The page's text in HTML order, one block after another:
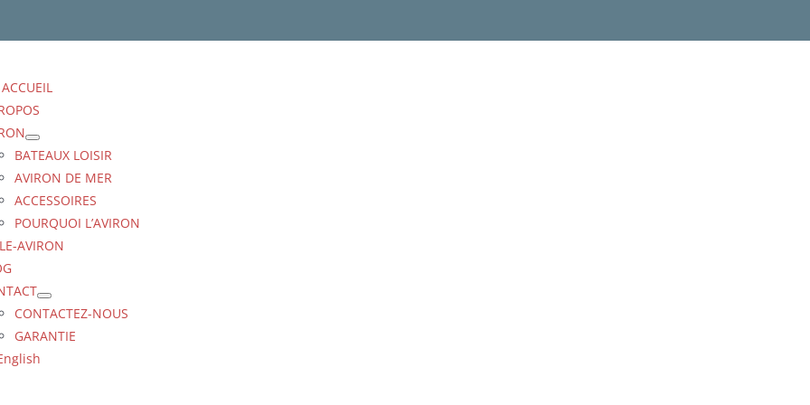
ACCUEIL
BATEAUX LOISIR
AVIRON DE MER
ACCESSOIRES
POURQUOI L’AVIRON
AVIRON
CONTACTEZ-NOUS
GARANTIE